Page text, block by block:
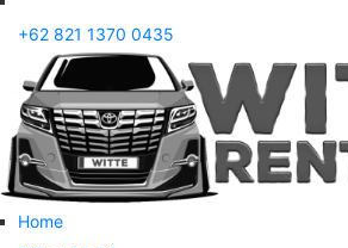
+62 821 1370 0435
Home